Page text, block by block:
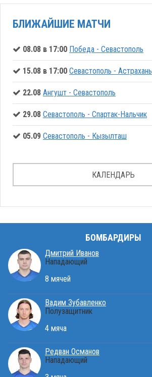
БЛИЖАЙШИЕ МАТЧИ
08.08 в 17:00 Победа - Севастополь
15.08 в 17:00 Севастополь - Астрахань
22.08 Ангушт - Севастополь
29.08 Севастополь - Спартак-Нальчик
05.09 Севастополь - Кызылташ
КАЛЕНДАРЬ
БОМБАРДИРЫ
Дмитрий Иванов
Нападающий
8 мячей
Вадим Зубавленко
Полузащитник
4 мяча
Редван Османов
Нападающий